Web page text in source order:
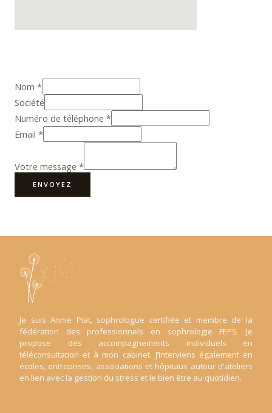
Nom *
Société
Numéro de téléphone *
Email *
Votre message *
ENVOYEZ
Je suis Annie Piat, sophrologue certifiée et membre de la
fédération des professionnels en sophrologie FEPS. Je
propose des accompagnements individuels en
téléconsultation et à mon cabinet. J’interviens également en
écoles, entreprises, associations et hôpitaux autour d'ateliers
en lien avec la gestion du stress et le bien être au quotidien.